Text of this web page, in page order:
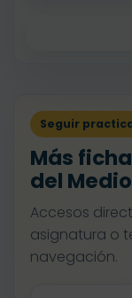
Seguir
Más
del
Accesos
asignatura o
navegación.